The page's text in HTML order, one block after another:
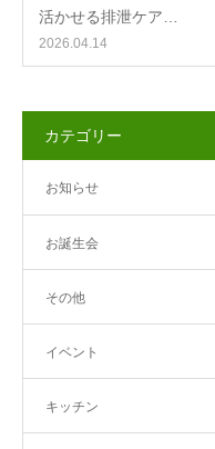
活かせる排泄ケア…
2026.04.14
カテゴリー
お知らせ
お誕生会
その他
イベント
キッチン